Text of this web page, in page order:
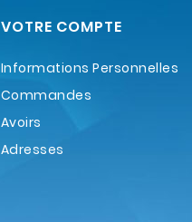
VOTRE COMPTE
Informations Personnelles
Commandes
Avoirs
Adresses